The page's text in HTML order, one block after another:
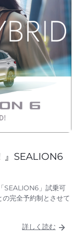
』SEALION6
SEALION6」試乗可
完全予約制とさせて
詳しく読む